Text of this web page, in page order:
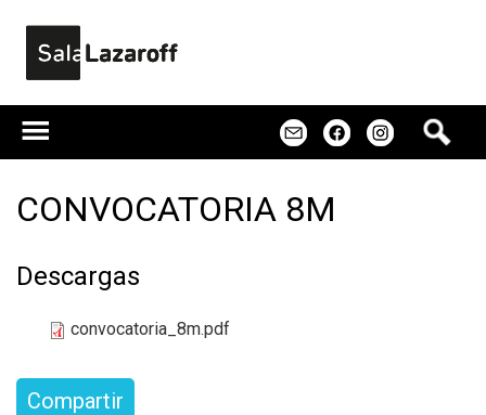
CONVOCATORIA 8M
Descargas
convocatoria_8m.pdf
Compartir
s